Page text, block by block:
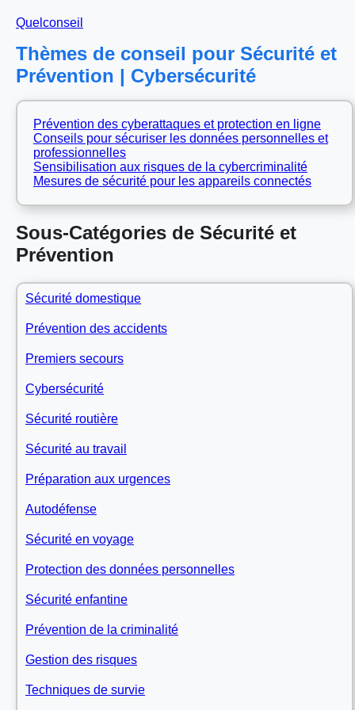
Quelconseil
Thèmes de conseil pour Sécurité et
Prévention | Cybersécurité
Prévention des cyberattaques et protection en ligne
Conseils pour sécuriser les données personnelles et
professionnelles
Sensibilisation aux risques de la cybercriminalité
Mesures de sécurité pour les appareils connectés
Sous-Catégories de Sécurité et
Prévention
Sécurité domestique
Prévention des accidents
Premiers secours
Cybersécurité
Sécurité routière
Sécurité au travail
Préparation aux urgences
Autodéfense
Sécurité en voyage
Protection des données personnelles
Sécurité enfantine
Prévention de la criminalité
Gestion des risques
Techniques de survie